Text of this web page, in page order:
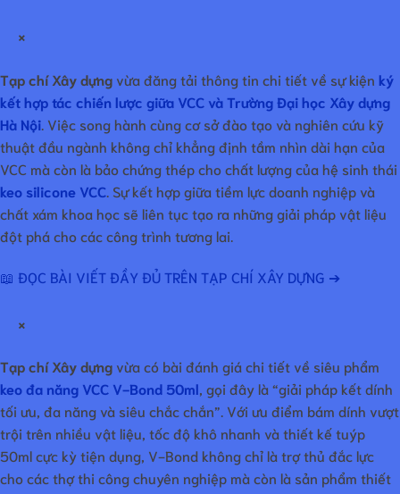
×
Tạp chí Xây dựngvừa đăng tải thông tin chi tiết về sự kiện ký
kết hợp tác chiến lược giữa VCC và Trường Đại học Xây dựng
Hà Nội . Việc song hành cùng cơ sở đào tạo và nghiên cứu kỹ
thuật đầu ngành không chỉ khẳng định tầm nhìn dài hạn của
VCC mà còn là bảo chứng thép cho chất lượng của hệ sinh thái
keo silicone VCC . Sự kết hợp giữa tiềm lực doanh nghiệp và
chất xám khoa học sẽ liên tục tạo ra những giải pháp vật liệu
đột phá cho các công trình tương lai.
📖 ĐỌC BÀI VIẾT ĐẦY ĐỦ TRÊN TẠP CHÍ XÂY DỰNG ➔
×
Tạp chí Xây dựngvừa có bài đánh giá chi tiết về siêu phẩm
keo đa năng VCC V-Bond 50ml , gọi đây là “giải pháp kết dính
tối ưu, đa năng và siêu chắc chắn”. Với ưu điểm bám dính vượt
trội trên nhiều vật liệu, tốc độ khô nhanh và thiết kế tuýp
50ml cực kỳ tiện dụng, V-Bond không chỉ là trợ thủ đắc lực
cho các thợ thi công chuyên nghiệp mà còn là sản phẩm thiết